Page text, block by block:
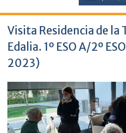
Visita Residencia de la
Edalia. 1º ESO A/2º
2023)